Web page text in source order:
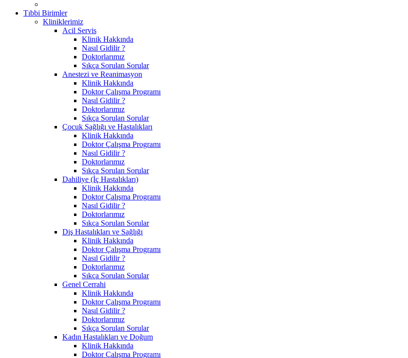
Tıbbi Birimler
Kliniklerimiz
Acil Servis
Klinik Hakkında
Nasıl Gidilir ?
Doktorlarımız
Sıkça Sorulan Sorular
Anestezi ve Reanimasyon
Klinik Hakkında
Doktor Çalışma Programı
Nasıl Gidilir ?
Doktorlarımız
Sıkça Sorulan Sorular
Çocuk Sağlığı ve Hastalıkları
Klinik Hakkında
Doktor Çalışma Programı
Nasıl Gidilir ?
Doktorlarımız
Sıkça Sorulan Sorular
Dahiliye (İç Hastalıkları)
Klinik Hakkında
Doktor Çalışma Programı
Nasıl Gidilir ?
Doktorlarımız
Sıkça Sorulan Sorular
Diş Hastalıkları ve Sağlığı
Klinik Hakkında
Doktor Çalışma Programı
Nasıl Gidilir ?
Doktorlarımız
Sıkça Sorulan Sorular
Genel Cerrahi
Klinik Hakkında
Doktor Çalışma Programı
Nasıl Gidilir ?
Doktorlarımız
Sıkça Sorulan Sorular
Kadın Hastalıkları ve Doğum
Klinik Hakkında
Doktor Çalışma Programı